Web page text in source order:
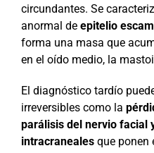
circundantes. Se
anormal de epitelio
forma una masa que
en el oído medio, la
El diagnóstico tardío
irreversibles como la
parálisis del nervio facial
intracranealesque ponen